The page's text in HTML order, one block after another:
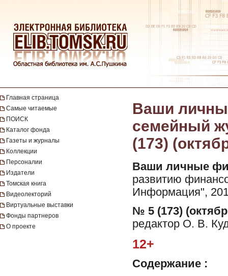
Главная страница
Самые читаемые
ПОИСК
Каталог фонда
Газеты и журналы
Коллекции
Персоналии
Издатели
Томская книга
Видеолекторий
Виртуальные выставки
Фонды партнеров
О проекте
Ваши
семейный
(173)
Ваши личные
развитию
Информация",
№ 5 (173)
редактор О. В.
12+
Содержание :